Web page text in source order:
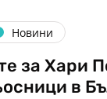
Новини
за Хари
в